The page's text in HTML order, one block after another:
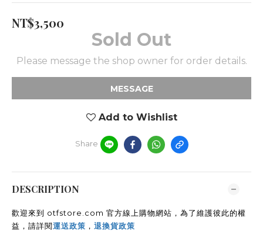
NT$3,500
Sold Out
Please message the shop owner for order details.
MESSAGE
Add to Wishlist
Share
DESCRIPTION
歡迎來到 otfstore.com 官方線上購物網站，為了維護彼此的權
益，請詳閱運送政策 ， 退換貨政策